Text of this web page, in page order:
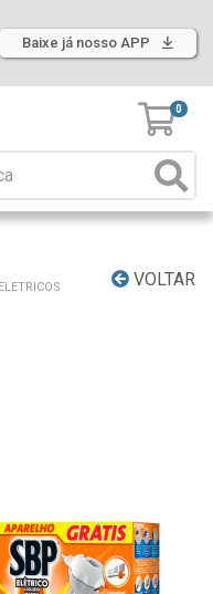
Baixe já nosso APP
0
VOLTAR